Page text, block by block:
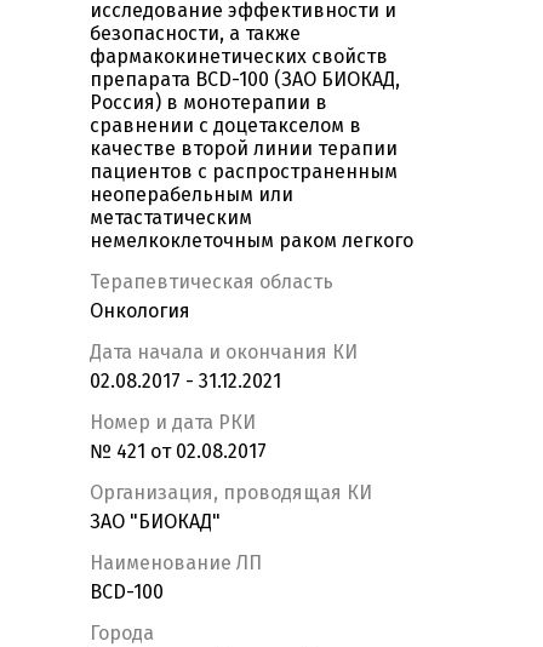
исследование эффективности и
безопасности, а также
фармакокинетических свойств
препарата BCD-100 (ЗАО БИОКАД,
Россия) в монотерапии в
сравнении с доцетакселом в
качестве второй линии терапии
пациентов c распространенным
неоперабельным или
метастатическим
немелкоклеточным раком легкого
Терапевтическая область
Онкология
Дата начала и окончания КИ
02.08.2017 - 31.12.2021
Номер и дата РКИ
№ 421 от 02.08.2017
Организация, проводящая КИ
ЗАО "БИОКАД"
Наименование ЛП
BCD-100
Города